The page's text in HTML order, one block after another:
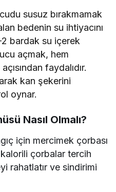
susuz bırakmamak
bedenin su ihtiyacını
2 bardak su içerek
açmak, hem
faydalıdır.
kan şekerini
oynar.
Nasıl Olmalı?
için mercimek çorbası
çorbalar tercih
rahatlatır ve sindirimi